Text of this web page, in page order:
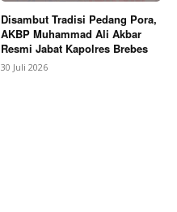
Disambut Tradisi Pedang Pora,
AKBP Muhammad Ali Akbar
Resmi Jabat Kapolres Brebes
30 Juli 2026